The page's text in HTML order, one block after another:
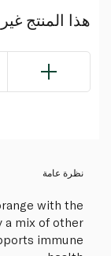
هذا المنتج
نظرة عامة
with the
a mix of other
immune